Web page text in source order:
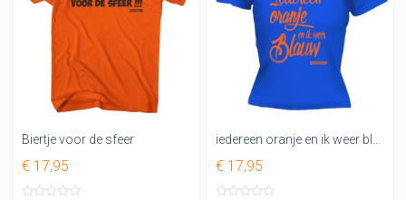
Biertje voor de sfeer
€ 17,95 € 17,95